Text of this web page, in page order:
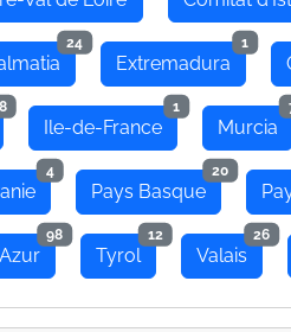
24
Extremadura
1
8
Ile-de-France
1
Murcia
4
Pays Basque
20
98
Tyrol
12
Valais
26